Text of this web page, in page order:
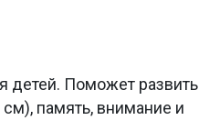
детей. Поможет развить
память, внимание и